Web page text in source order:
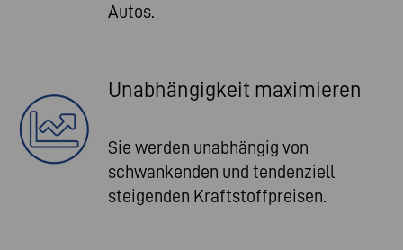
Autos.
Unabhängigkeit maximieren
Sie werden unabhängig von
schwankenden und tendenziell
steigenden Kraftstoffpreisen.